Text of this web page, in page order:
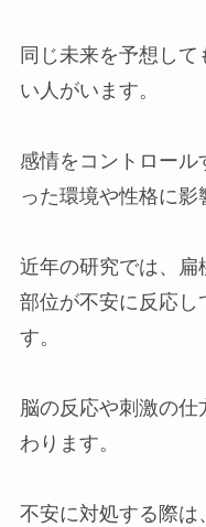
同じ未来を予想し
い人がいます。
感情をコントロー
った環境や性格に影
近年の研究では、扁
部位が不安に反応し
す。
脳の反応や刺激の
わります。
不安に対処する際